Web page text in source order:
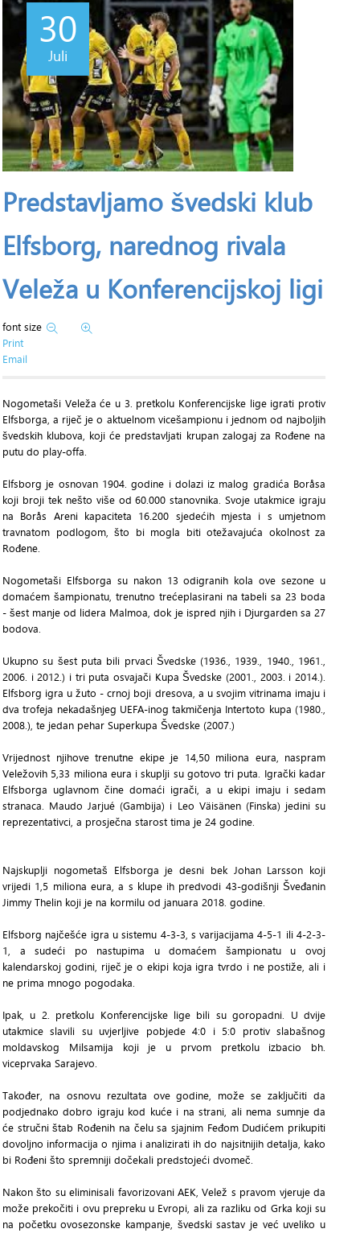
30
Juli
Predstavljamo švedski klub
Elfsborg, narednog rivala
Veleža u Konferencijskoj ligi
font size
Print
Email
Nogometaši Veleža će u 3. pretkolu Konferencijske lige igrati protiv
Elfsborga, a riječ je o aktuelnom vicešampionu i jednom od najboljih
švedskih klubova, koji će predstavljati krupan zalogaj za Rođene na
putu do play-offa.
Elfsborg je osnovan 1904. godine i dolazi iz malog gradića Boråsa
koji broji tek nešto više od 60.000 stanovnika. Svoje utakmice igraju
na Borås Areni kapaciteta 16.200 sjedećih mjesta i s umjetnom
travnatom podlogom, što bi mogla biti otežavajuća okolnost za
Rođene.
Nogometaši Elfsborga su nakon 13 odigranih kola ove sezone u
domaćem šampionatu, trenutno trećeplasirani na tabeli sa 23 boda
- šest manje od lidera Malmoa, dok je ispred njih i Djurgarden sa 27
bodova.
Ukupno su šest puta bili prvaci Švedske (1936., 1939., 1940., 1961.,
2006. i 2012.) i tri puta osvajači Kupa Švedske (2001., 2003. i 2014.).
Elfsborg igra u žuto - crnoj boji dresova, a u svojim vitrinama imaju i
dva trofeja nekadašnjeg UEFA-inog takmičenja Intertoto kupa (1980.,
2008.), te jedan pehar Superkupa Švedske (2007.)
Vrijednost njihove trenutne ekipe je 14,50 miliona eura, naspram
Veležovih 5,33 miliona eura i skuplji su gotovo tri puta. Igrački kadar
Elfsborga uglavnom čine domaći igrači, a u ekipi imaju i sedam
stranaca. Maudo Jarjué (Gambija) i Leo Väisänen (Finska) jedini su
reprezentativci, a prosječna starost tima je 24 godine.
Najskuplji nogometaš Elfsborga je desni bek Johan Larsson koji
vrijedi 1,5 miliona eura, a s klupe ih predvodi 43-godišnji Šveđanin
Jimmy Thelin koji je na kormilu od januara 2018. godine.
Elfsborg najčešće igra u sistemu 4-3-3, s varijacijama 4-5-1 ili 4-2-3-
1, a sudeći po nastupima u domaćem šampionatu u ovoj
kalendarskoj godini, riječ je o ekipi koja igra tvrdo i ne postiže, ali i
ne prima mnogo pogodaka.
Ipak, u 2. pretkolu Konferencijske lige bili su goropadni. U dvije
utakmice slavili su uvjerljive pobjede 4:0 i 5:0 protiv slabašnog
moldavskog Milsamija koji je u prvom pretkolu izbacio bh.
viceprvaka Sarajevo.
Također, na osnovu rezultata ove godine, može se zaključiti da
podjednako dobro igraju kod kuće i na strani, ali nema sumnje da
će stručni štab Rođenih na čelu sa sjajnim Feđom Dudićem prikupiti
dovoljno informacija o njima i analizirati ih do najsitnijih detalja, kako
bi Rođeni što spremniji dočekali predstojeći dvomeč.
Nakon što su eliminisali favorizovani AEK, Velež s pravom vjeruje da
može prekočiti i ovu prepreku u Evropi, ali za razliku od Grka koji su
na početku ovosezonske kampanje, švedski sastav je već uveliko u